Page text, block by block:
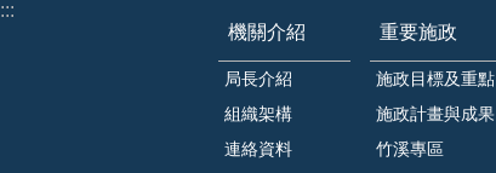
:::
機關介紹
局長介紹
組織架構
連絡資料
重要施政
施政目標及重點
施政計畫與成果
竹溪專區